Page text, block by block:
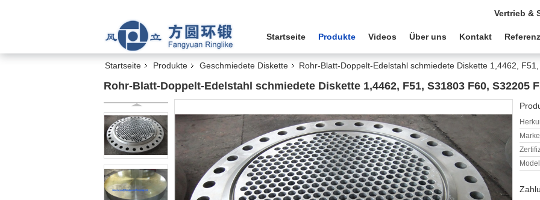
Vertrieb &
Startseite Produkte Videos Über uns Kontakt
Startseite Produkte Geschmiedete Diskette Rohr-Blatt-Doppelt-Edelstahl schmiedete Diskette 1,4462,
Rohr-Blatt-Doppelt-Edelstahl schmiedete Diskette 1,4462, F51, S31803 F60, S32205